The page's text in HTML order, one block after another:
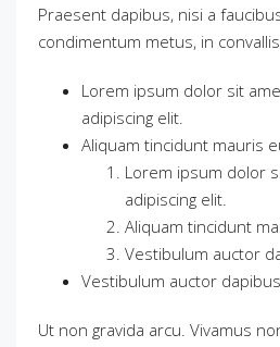
Praesent dapibus, nisi a
condimentum metus, in
Lorem ipsum dolor sit
adipiscing elit.
Aliquam tincidunt mauris
Lorem ipsum dolor
adipiscing elit.
Aliquam tincidunt
Vestibulum auctor
Vestibulum auctor
Ut non gravida arcu. Vivamus